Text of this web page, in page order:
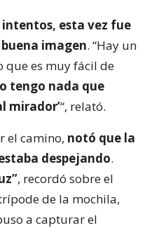
esta vez fue
imagen. “Hay un
que es muy fácil de
tengo nada que
mirador’“, relató.
el camino, notó que la
despejando.
, recordó sobre el
de la mochila,
a capturar el